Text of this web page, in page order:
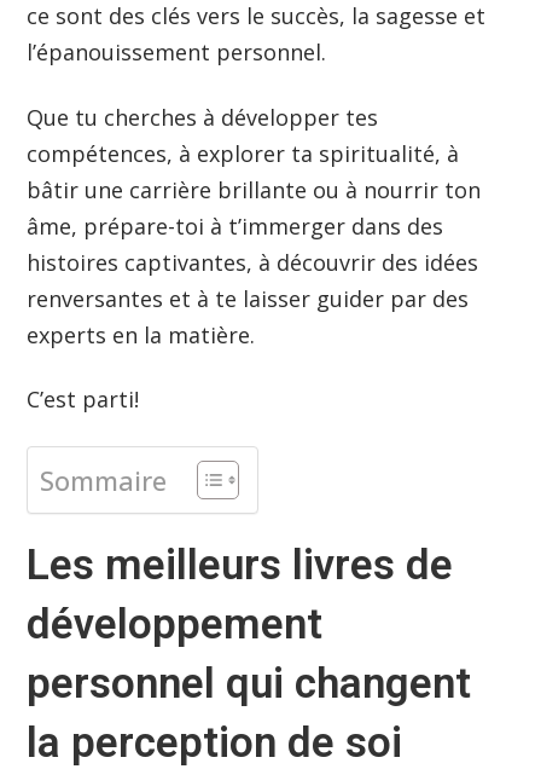
ce sont des clés vers le succès, la sagesse et
l’épanouissement personnel.
Que tu cherches à développer tes
compétences, à explorer ta spiritualité, à
bâtir une carrière brillante ou à nourrir ton
âme, prépare-toi à t’immerger dans des
histoires captivantes, à découvrir des idées
renversantes et à te laisser guider par des
experts en la matière.
C’est parti!
Sommaire
Les meilleurs livres de
développement
personnel qui changent
la perception de soi